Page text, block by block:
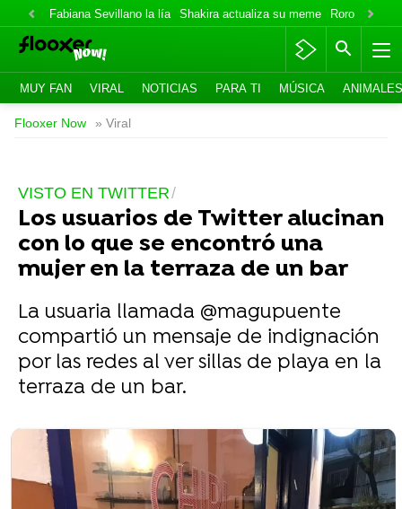
Fabiana Sevillano la lía Shakira actualiza su meme Roro lo niega
MUY FAN VIRAL NOTICIAS PARA TI MÚSICA ANIMALES
Flooxer Now » Viral
VISTO EN TWITTER
Los usuarios de Twitter alucinan
con lo que se encontró una
mujer en la terraza de un bar
La usuaria llamada @magupuente
compartió un mensaje de indignación
por las redes al ver sillas de playa en la
terraza de un bar.